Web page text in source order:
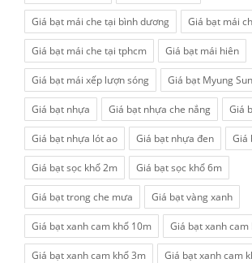
Giá bạt mái che tại bình dương Giá bạt mái
Giá bạt mái che tại tphcm Giá bạt mái hiên
Giá bạt mái xếp lượn sóng Giá bạt Myung
Giá bạt nhựa Giá bạt nhựa che nắng Giá
Giá bạt nhựa lót ao Giá bạt nhựa đen Giá
Giá bạt sọc khổ 2m Giá bạt sọc khổ 6m
Giá bạt trong che mưa Giá bạt vàng xanh
Giá bạt xanh cam khổ 10m Giá bạt xanh cam
Giá bạt xanh cam khổ 3m Giá bạt xanh cam